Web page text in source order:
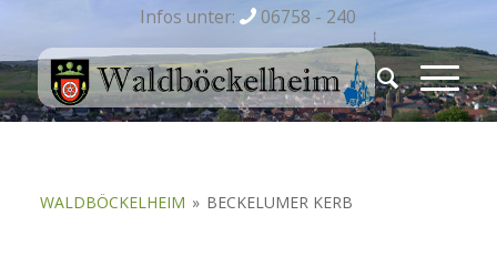
Infos unter: 06758 - 240
WALDBÖCKELHEIM » BECKELUMER KERB